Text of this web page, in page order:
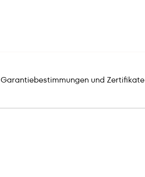
Garantiebestimmungen und Zertifikate